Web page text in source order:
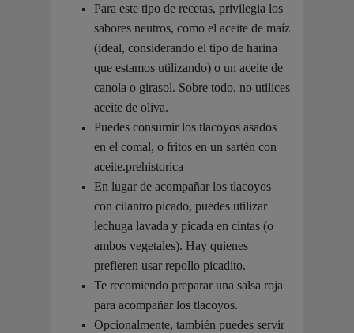
Para este tipo de recetas, privilegia los
sabores neutros, como el aceite de maíz
(ideal, considerando el tipo de harina
que estamos utilizando) o un aceite de
canola o girasol. Sobre todo, no utilices
aceite de oliva.
Puedes consumir los tlacoyos asados
en el comal, o fritos en un sartén con
aceite.prehistorica
En lugar de acompañar los tlacoyos
con cilantro picado, puedes utilizar
lechuga lavada y picada en cintas (o
ambos vegetales). Hay quienes
prefieren usar repollo picadito.
Te recomiendo preparar una salsa roja
para acompañar los tlacoyos.
Opcionalmente, también puedes servir